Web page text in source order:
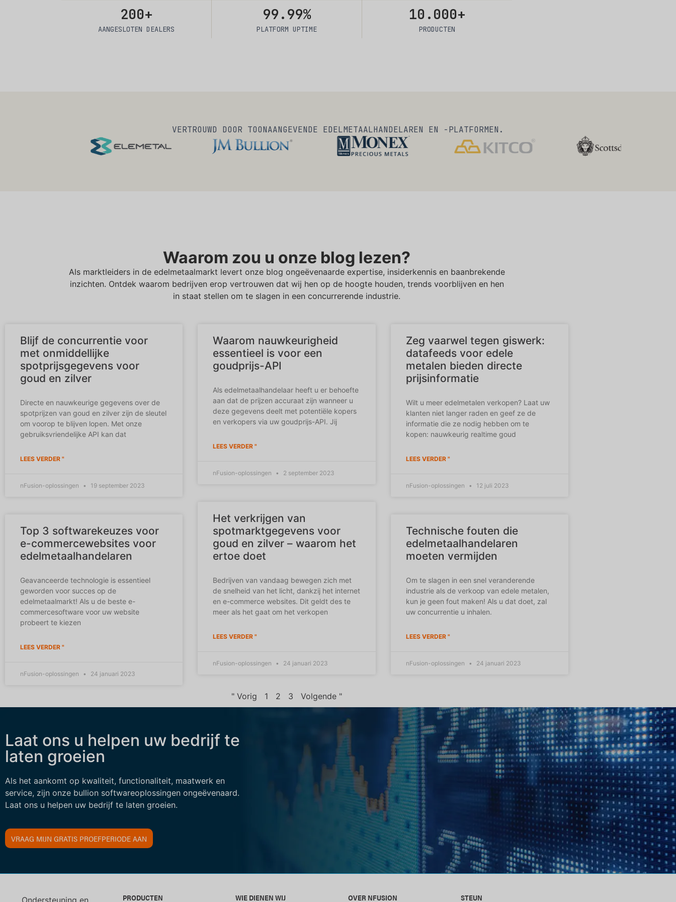
200+
AANGESLOTEN DEALERS
99.99%
PLATFORM UPTIME
10.000+
PRODUCTEN
VERTROUWD DOOR TOONAANGEVENDE EDELMETAALHANDELAREN EN -PLATFORMEN.
Waarom zou u onze blog lezen?
Als marktleiders in de edelmetaalmarkt levert onze blog ongeëvenaarde expertise, insiderkennis en baanbrekende
inzichten. Ontdek waarom bedrijven erop vertrouwen dat wij hen op de hoogte houden, trends voorblijven en hen
in staat stellen om te slagen in een concurrerende industrie.
Blijf de concurrentie voor
met onmiddellijke
spotprijsgegevens voor
goud en zilver
Directe en nauwkeurige gegevens over de
spotprijzen van goud en zilver zijn de sleutel
om voorop te blijven lopen. Met onze
gebruiksvriendelijke API kan dat
LEES VERDER "
nFusion-oplossingen 19 september 2023
Waarom nauwkeurigheid
essentieel is voor een
goudprijs-API
Als edelmetaalhandelaar heeft u er behoefte
aan dat de prijzen accuraat zijn wanneer u
deze gegevens deelt met potentiële kopers
en verkopers via uw goudprijs-API. Jij
LEES VERDER "
nFusion-oplossingen 2 september 2023
Zeg vaarwel tegen giswerk:
datafeeds voor edele
metalen bieden directe
prijsinformatie
Wilt u meer edelmetalen verkopen? Laat uw
klanten niet langer raden en geef ze de
informatie die ze nodig hebben om te
kopen: nauwkeurig realtime goud
LEES VERDER "
nFusion-oplossingen 12 juli 2023
Top 3 softwarekeuzes voor
e-commercewebsites voor
edelmetaalhandelaren
Geavanceerde technologie is essentieel
geworden voor succes op de
edelmetaalmarkt! Als u de beste e-
commercesoftware voor uw website
probeert te kiezen
LEES VERDER "
nFusion-oplossingen 24 januari 2023
Het verkrijgen van
spotmarktgegevens voor
goud en zilver – waarom het
ertoe doet
Bedrijven van vandaag bewegen zich met
de snelheid van het licht, dankzij het internet
en e-commerce websites. Dit geldt des te
meer als het gaat om het verkopen
LEES VERDER "
nFusion-oplossingen 24 januari 2023
Technische fouten die
edelmetaalhandelaren
moeten vermijden
Om te slagen in een snel veranderende
industrie als de verkoop van edele metalen,
kun je geen fout maken! Als u dat doet, zal
uw concurrentie u inhalen.
LEES VERDER "
nFusion-oplossingen 24 januari 2023
" Vorig 1 2 3 Volgende "
Laat ons u helpen uw bedrijf te
laten groeien
Als het aankomt op kwaliteit, functionaliteit, maatwerk en
service, zijn onze bullion softwareoplossingen ongeëvenaard.
Laat ons u helpen uw bedrijf te laten groeien.
VRAAG MIJN GRATIS PROEFPERIODE AAN
Ondersteuning en PRODUCTEN WIE DIENEN WIJ OVER NFUSION STEUN